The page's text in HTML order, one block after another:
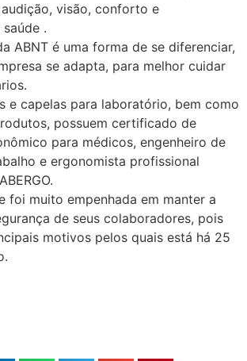
visão, conforto e
.
ABNT é uma forma de se diferenciar,
se adapta, para melhor cuidar
e capelas para laboratório, bem como
possuem certificado de
para médicos, engenheiro de
e ergonomista profissional
foi muito empenhada em manter a
de seus colaboradores, pois
motivos pelos quais está há 25